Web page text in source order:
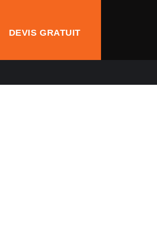
DEVIS GRATUIT